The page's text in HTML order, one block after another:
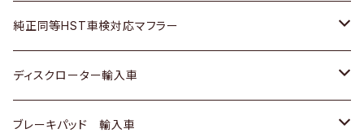
スバル
三菱
スバル
ダイハツ
マツダ
三菱
ダイハツ
マツダ
三菱
いすゞ
ダイハツ
マツダ
スズキ
日産
ダイハツ
ホンダ
スズキ
日産
ホンダ
スズキ
日産
純正同等HST車検対応マフラー
トヨタ
ホンダ
ディスクローター輸入車
ＡＵＤＩ
ブレーキパッド 輸入車